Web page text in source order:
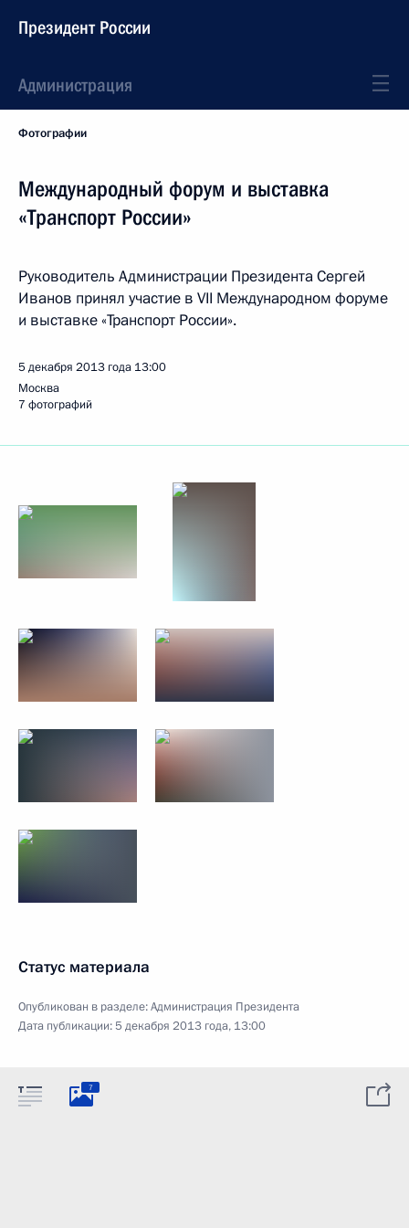
Президент России
Администрация
Фотографии
Международный форум и выставка
«Транспорт России»
Руководитель Администрации Президента Сергей
Иванов принял участие в VII Международном форуме
и выставке «Транспорт России».
5 декабря 2013 года 13:00
Москва
7 фотографий
Статус материала
Опубликован в разделе:Администрация Президента
Дата публикации:5 декабря 2013 года, 13:00
7